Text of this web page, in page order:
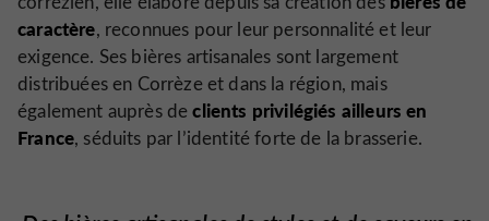
caractère, reconnues pour leur personnalité et leur
exigence. Ses bières artisanales sont largement
distribuées en Corrèze et dans la région, mais
également auprès declients privilégiés ailleurs en
France, séduits par l’identité forte de la brasserie.